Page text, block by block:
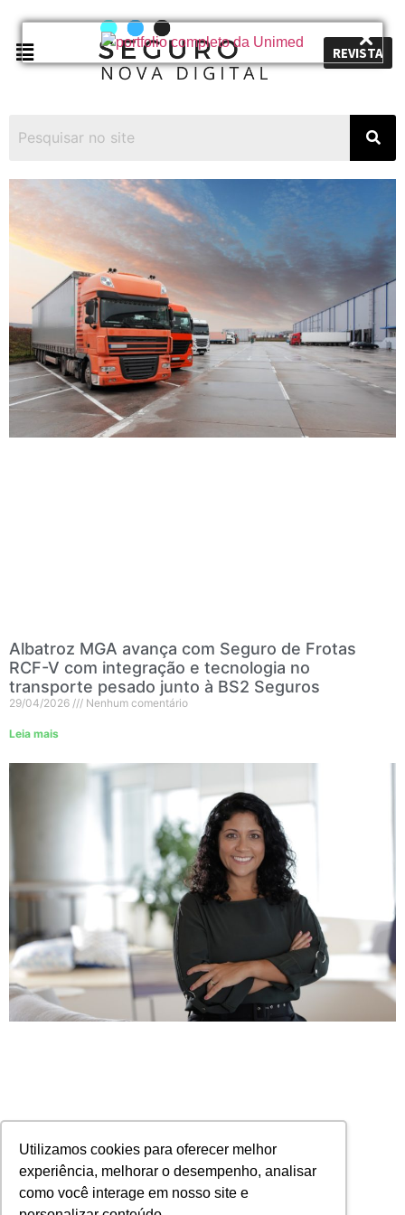
Utilizamos cookies para oferecer melhor
experiência, melhorar o desempenho, analisar
como você interage em nosso site e
REVISTA
Albatroz MGA avança com Seguro de Frotas
RCF-V com integração e tecnologia no
transporte pesado junto à BS2 Seguros
29/04/2026 Nenhum comentário
Leia mais